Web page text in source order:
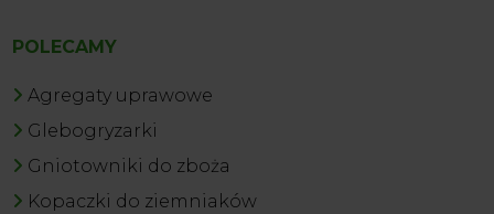
POLECAMY
Agregaty uprawowe
Glebogryzarki
Gniotowniki do zboża
Kopaczki do ziemniaków